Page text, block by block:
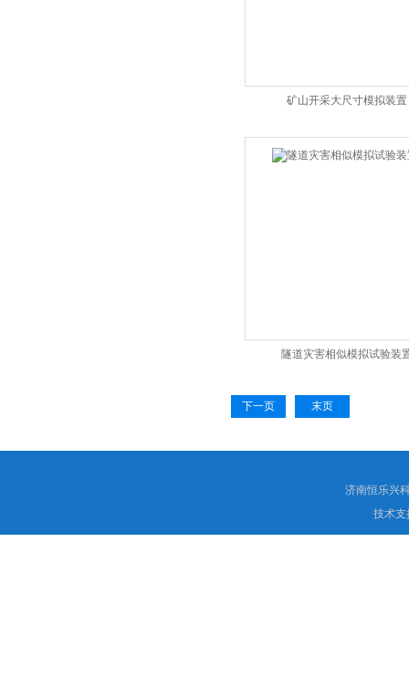
矿山开采大尺寸模拟装置
隧道灾害相似模拟试验装
下一页 末页
济南恒乐兴
技术支